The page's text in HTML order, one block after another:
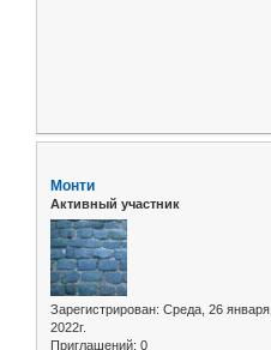
Монти
Активный участник
Зарегистрирован: Среда, 26 января,
2022г.
Приглашений: 0